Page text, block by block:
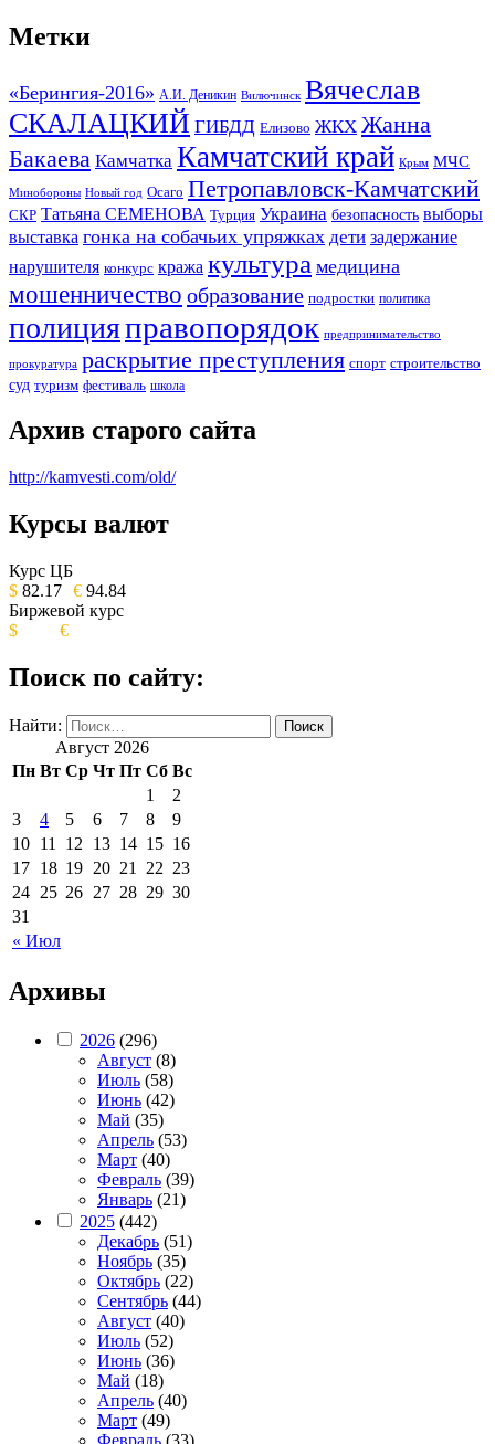
Метки
«Берингия-2016» А.И. Деникин Вилючинск Вячеслав
СКАЛАЦКИЙ ГИБДД Елизово ЖКХ Жанна
Бакаева Камчатка Камчатский край Крым МЧС
Минобороны Новый год Осаго Петропавловск-Камчатский
СКР Татьяна СЕМЕНОВА Турция Украина безопасность выборы
выставка гонка на собачьих упряжках дети задержание
нарушителя конкурс кража культура медицина
мошенничество образование подростки политика
полицияправопорядок предпринимательство
прокуратура раскрытие преступления спорт строительство
суд туризм фестиваль школа
Архив старого сайта
http://kamvesti.com/old/
ОБЩЕСТВЕННО-ПОЛИТИЧЕСКОЕ
ИЗДАНИЕ КАМЧАТСКОГО КРАЯ.
Курсы валют
Курс ЦБ
$ 82.17 € 94.84
Биржевой курс
$
€
Поиск по сайту:
Найти:
Август 2026
Пн Вт Ср Чт Пт Сб Вс
« Июл
1
2
3
4 5 6 7 8
9
10 11 12 13 14 15 16
17 18 19 20 21 22 23
24 25 26 27 28 29 30
31
Архивы
2026 (296)
Август (8)
Июль (58)
Июнь (42)
Май (35)
Апрель (53)
Март (40)
Февраль (39)
Январь (21)
2025 (442)
Декабрь (51)
Ноябрь (35)
Октябрь (22)
Сентябрь (44)
Август (40)
Июль (52)
Июнь (36)
Май (18)
Апрель (40)
Март (49)
Февраль (33)